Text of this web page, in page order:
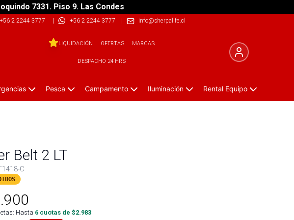
7331. Piso 9. Las Condes
+56 2 2244 3777 | +56 2 2244 3777 | info@sherpalife.cl
LIQUIDACIÓN OFERTAS MARCAS
DESPACHO 24 HRS
Pesca Campamento Iluminación Rental Equipo
Belt 2 LT
C
Hasta 6 cuotas de $2.983